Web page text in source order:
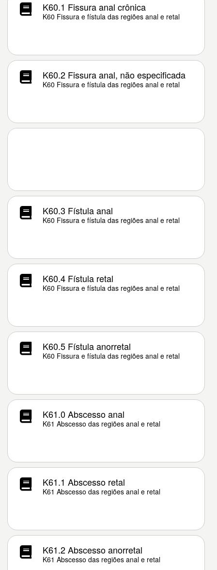
K60.1 Fissura anal crônica
K60 Fissura e fístula das regiões anal e retal
K60.2 Fissura anal, não especificada
K60 Fissura e fístula das regiões anal e retal
K60.3 Fístula anal
K60 Fissura e fístula das regiões anal e retal
K60.4 Fístula retal
K60 Fissura e fístula das regiões anal e retal
K60.5 Fístula anorretal
K60 Fissura e fístula das regiões anal e retal
K61.0 Abscesso anal
K61 Abscesso das regiões anal e retal
K61.1 Abscesso retal
K61 Abscesso das regiões anal e retal
K61.2 Abscesso anorretal
K61 Abscesso das regiões anal e retal